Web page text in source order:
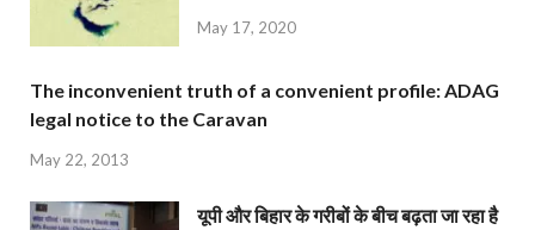
May 17, 2020
The inconvenient truth of a convenient profile: ADAG
legal notice to the Caravan
May 22, 2013
यूपी और बिहार के गरीबों के बीच बढ़ता जा रहा है